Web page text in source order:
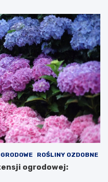
ROŚLINY OZDOBNE
ogrodowej: